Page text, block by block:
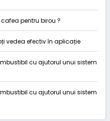
pentru birou ?
vedea efectiv în aplicație
cu ajutorul unui sistem
cu ajutorul unui sistem